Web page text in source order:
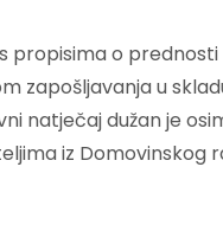
propisima o prednosti
u
natječaj dužan je
iz Domovinskog